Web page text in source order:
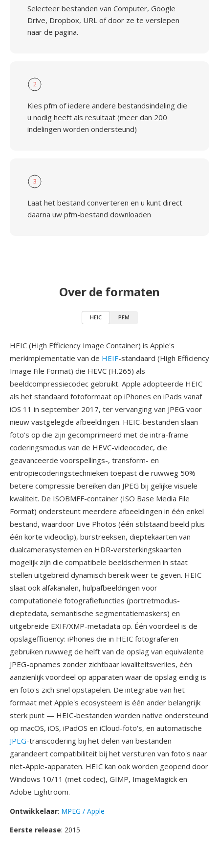
Selecteer bestanden van Computer, Google
Drive, Dropbox, URL of door ze te verslepen
naar de pagina.
2
Kies pfm of iedere andere bestandsindeling die
u nodig heeft als resultaat (meer dan 200
indelingen worden ondersteund)
3
Laat het bestand converteren en u kunt direct
daarna uw pfm-bestand downloaden
Over de formaten
HEIC PFM
HEIC (High Efficiency Image Container) is Apple's
merkimplementatie van de HEIF-standaard (High Efficiency
Image File Format) die HEVC (H.265) als
beeldcompressiecodec gebruikt. Apple adopteerde HEIC
als het standaard fotoformaat op iPhones en iPads vanaf
iOS 11 in september 2017, ter vervanging van JPEG voor
nieuw vastgelegde afbeeldingen. HEIC-bestanden slaan
foto's op die zijn gecomprimeerd met de intra-frame
coderingsmodus van de HEVC-videocodec, die
geavanceerde voorspellings-, transform- en
entropiecoderingstechnieken toepast die ruwweg 50%
betere compressie bereiken dan JPEG bij gelijke visuele
kwaliteit. De ISOBMFF-container (ISO Base Media File
Format) ondersteunt meerdere afbeeldingen in één enkel
bestand, waardoor Live Photos (één stilstaand beeld plus
één korte videoclip), burstreeksen, dieptekaarten van
dualcamerasystemen en HDR-versterkingskaarten
mogelijk zijn die compatibele beeldschermen in staat
stellen uitgebreid dynamisch bereik weer te geven. HEIC
slaat ook alfakanalen, hulpafbeeldingen voor
computationele fotografiefuncties (portretmodus-
dieptedata, semantische segmentatiemaskers) en
uitgebreide EXIF/XMP-metadata op. Één voordeel is de
opslagefficiency: iPhones die in HEIC fotograferen
gebruiken ruwweg de helft van de opslag van equivalente
JPEG-opnames zonder zichtbaar kwaliteitsverlies, één
aanzienlijk voordeel op apparaten waar de opslag eindig is
en foto's zich snel opstapelen. De integratie van het
formaat met Apple's ecosysteem is één ander belangrijk
sterk punt — HEIC-bestanden worden native ondersteund
op macOS, iOS, iPadOS en iCloud-foto's, en automatische
JPEG-transcodering bij het delen van bestanden
garandeert compatibiliteit bij het versturen van foto's naar
niet-Apple-apparaten. HEIC kan ook worden geopend door
Windows 10/11 (met codec), GIMP, ImageMagick en
Adobe Lightroom.
Ontwikkelaar: MPEG / Apple
Eerste release: 2015